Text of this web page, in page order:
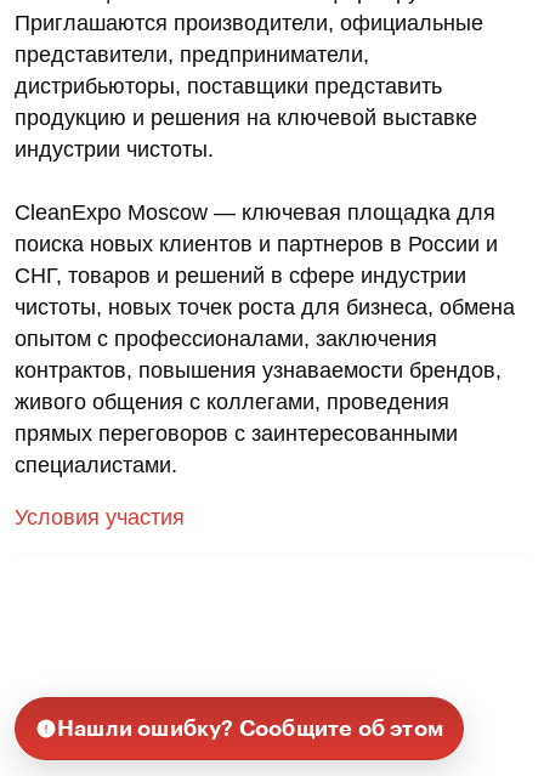
Приглашаются производители, официальные
представители, предприниматели,
дистрибьюторы, поставщики представить
продукцию и решения на ключевой выставке
индустрии чистоты.
CleanExpo Moscow — ключевая площадка для
поиска новых клиентов и партнеров в России и
СНГ, товаров и решений в сфере индустрии
чистоты, новых точек роста для бизнеса, обмена
опытом с профессионалами, заключения
контрактов, повышения узнаваемости брендов,
живого общения с коллегами, проведения
прямых переговоров с заинтересованными
специалистами.
Условия участия
Нашли ошибку? Сообщите об этом